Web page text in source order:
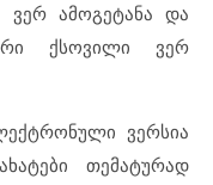
ვერ ამოგეტანა და
ქსოვილი ვერ
ვერსია
თემატურად